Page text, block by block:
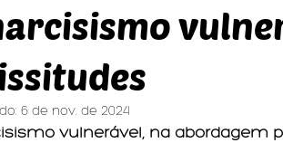
6 de nov. de 2024
vulnerável, na abordagem